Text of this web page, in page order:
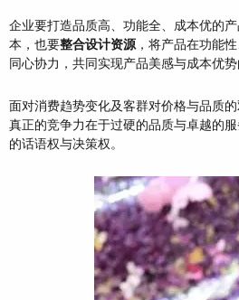
企业要打造品质高、功能全、成本优的
本，也要整合设计资源，将产品在功能
同心协力，共同实现产品美感与成本优势
面对消费趋势变化及客群对价格与品质
真正的竞争力在于过硬的品质与卓越的
的话语权与决策权。